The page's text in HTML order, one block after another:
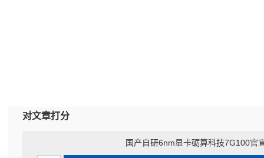
对文章打分
国产自研6nm显卡砺算科技7G100官